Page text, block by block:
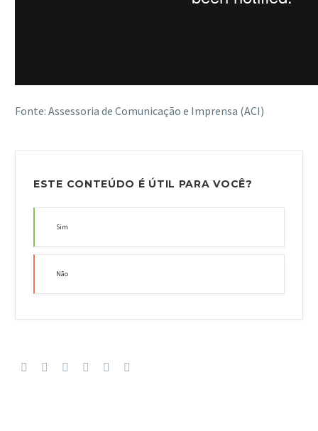
Fonte: Assessoria de Comunicação e Imprensa (ACI)
ESTE CONTEÚDO É ÚTIL PARA VOCÊ?
Sim
Não